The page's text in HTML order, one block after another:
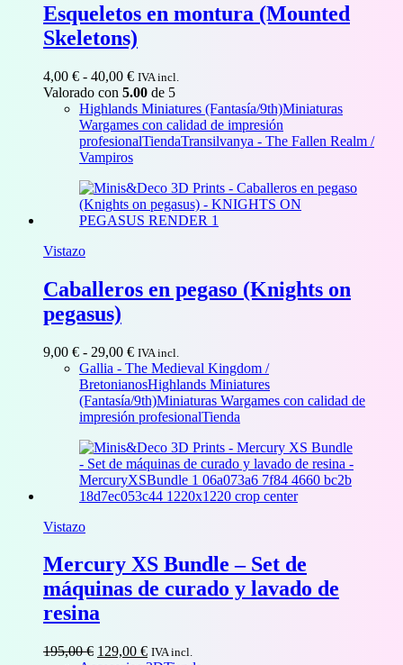
Esqueletos en montura (Mounted
Skeletons)
4,00 € - 40,00 €Rango
de
precios:
desde
4,00 €
IVA incl.
Valorado con 5.00 de 5
Highlands Miniatures (Fantasía/9th)Miniaturas
Wargames con calidad de impresión
profesionalTiendaTransilvanya - The Fallen Realm /
Vampiros
Vistazo
Caballeros en pegaso (Knights on
pegasus)
9,00 € - 29,00 €Rango
de
precios:
desde
9,00 €
29,00 €
IVA incl.
Gallia - The Medieval Kingdom /
BretonianosHighlands Miniatures
(Fantasía/9th)Miniaturas Wargames con calidad de
impresión profesionalTienda
Vistazo
Mercury XS Bundle – Set de
máquinas de curado y lavado de
resina
195,00€ El
129,00 €ElIVA incl.